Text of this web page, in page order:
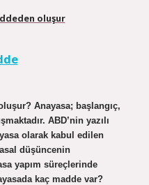
oluşur
Anayasa; başlangıç,
ABD’nin yazılı
olarak kabul edilen
düşüncenin
yapım süreçlerinde
kaç madde var?